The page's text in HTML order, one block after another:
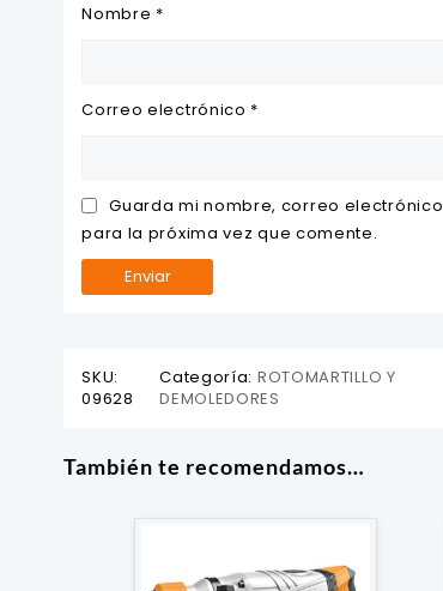
Nombre *
Correo electrónico *
Guarda mi nombre, correo
para la próxima vez que comente.
SKU:
09628
Categoría: ROTOMARTILLO Y
DEMOLEDORES
También te recomendamos…